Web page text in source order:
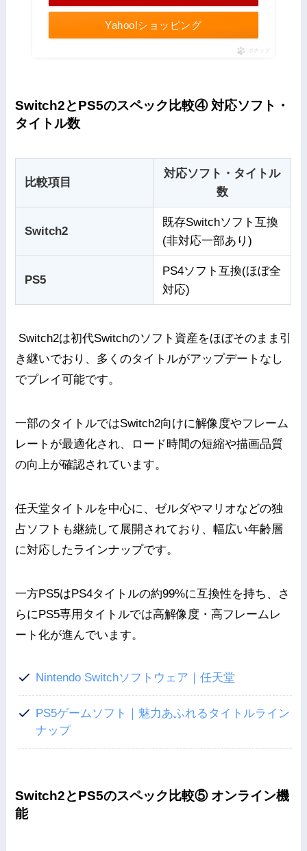
Yahoo!ショッピング
ポチップ
Switch2とPS5のスペック比較④ 対応ソフト・
タイトル数
比較項目
対応ソフト・タイトル
数
Switch2
既存Switchソフト互換
(非対応一部あり)
PS5
PS4ソフト互換(ほぼ全
対応)
Switch2は初代Switchのソフト資産をほぼそのまま引
き継いでおり、多くのタイトルがアップデートなし
でプレイ可能です。
一部のタイトルではSwitch2向けに解像度やフレーム
レートが最適化され、ロード時間の短縮や描画品質
の向上が確認されています。
任天堂タイトルを中心に、ゼルダやマリオなどの独
占ソフトも継続して展開されており、幅広い年齢層
に対応したラインナップです。
一方PS5はPS4タイトルの約99%に互換性を持ち、さ
らにPS5専用タイトルでは高解像度・高フレームレ
ート化が進んでいます。
Nintendo Switchソフトウェア｜任天堂
PS5ゲームソフト｜魅力あふれるタイトルライン
ナップ
Switch2とPS5のスペック比較⑤ オンライン機
能